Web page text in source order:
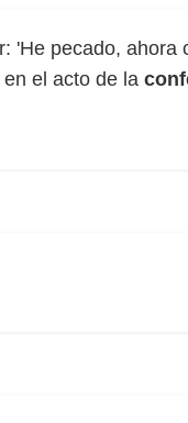
'He pecado, ahora
el acto de la